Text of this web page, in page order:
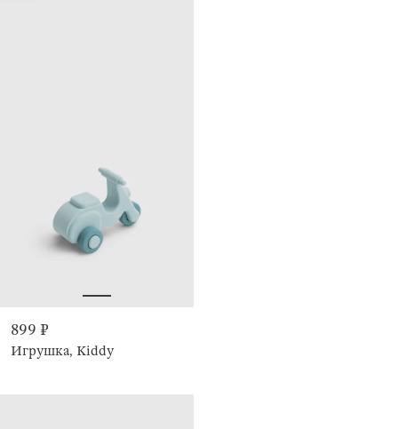
899 ₽
Игрушка, Kiddy